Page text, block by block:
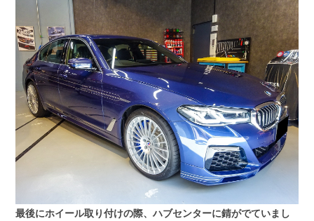
最後にホイール取り付けの際、ハブセンターに錆がでていまし